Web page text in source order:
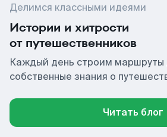
Делимся классными идеями
Истории и хитрости
от путешественников
Каждый день строим маршруты
собственные знания о
Читать блог